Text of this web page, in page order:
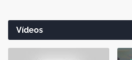
Vídeos